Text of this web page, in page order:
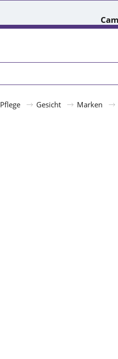
Pflege Gesicht Marken